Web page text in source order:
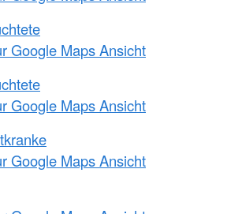
Google Maps Ansicht
Google Maps Ansicht
Google Maps Ansicht